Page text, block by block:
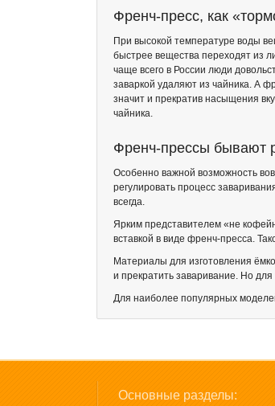
Френч-пресс, как
При высокой температуре воды
быстрее вещества переходят из
чаще всего в России люди
заваркой удаляют из чайника. А
значит и прекратив насыщения
чайника.
Френч-прессы бывают
Особенно важной возможность
регулировать процесс
всегда.
Ярким представителем «не
вставкой в виде френч-пресса.
Материалы для изготовления
и прекратить заваривание. Но
Для наиболее популярных
Основные разделы: